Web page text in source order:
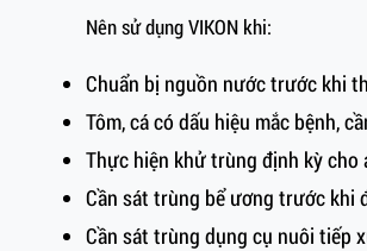
Nên sử dụng VIKON khi:
Chuẩn bị nguồn nước trước khi
Tôm, cá có dấu hiệu mắc bệnh,
Thực hiện khử trùng định kỳ cho
Cần sát trùng bể ương trước khi
Cần sát trùng dụng cụ nuôi tiếp